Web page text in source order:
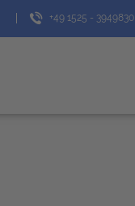
+49 1525 - 3949830